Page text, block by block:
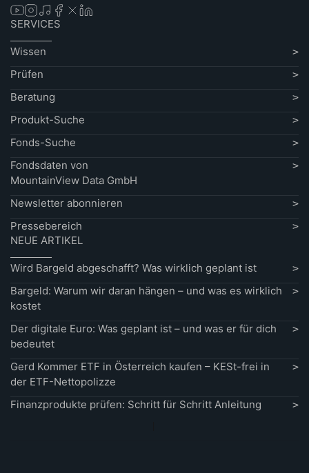
SERVICES
Wissen
Prüfen
Beratung
Produkt-Suche
Fonds-Suche
Fondsdaten von
MountainView Data GmbH
Newsletter abonnieren
Pressebereich
NEUE ARTIKEL
Wird Bargeld abgeschafft? Was wirklich geplant ist
Bargeld: Warum wir daran hängen – und was es wirklich
kostet
Der digitale Euro: Was geplant ist – und was er für dich
bedeutet
Gerd Kommer ETF in Österreich kaufen – KESt-frei in
der ETF-Nettopolizze
Finanzprodukte prüfen: Schritt für Schritt Anleitung